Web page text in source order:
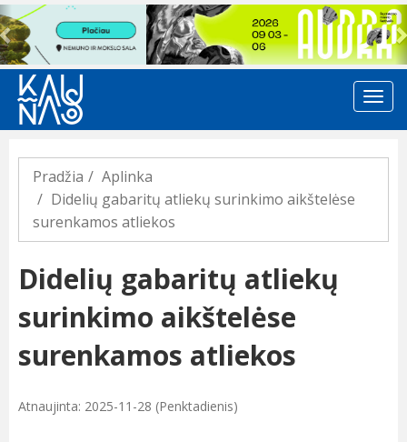
Previous
Pradžia
Aplinka
Didelių gabaritų atliekų surinkimo aikštelėse
surenkamos atliekos
Didelių gabaritų atliekų
surinkimo aikštelėse
surenkamos atliekos
Atnaujinta: 2025-11-28 (Penktadienis)